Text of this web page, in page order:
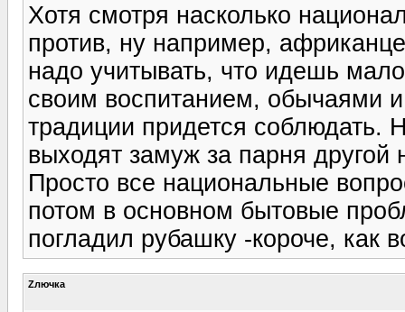
Хотя смотря насколько
против, ну например,
надо учитывать, что идешь
своим воспитанием, обычаями
традиции придется соблюдать.
выходят замуж за парня
Просто все национальные
потом в основном бытовые
погладил рубашку -короче, как
Zлючка